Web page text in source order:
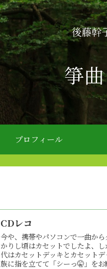
後藤幹
箏
プロフィール
CDレコ
今や、携帯やパソコンで一曲か
かりし頃はカセットでしたよ、
代はカセットデッキとカセット
族に指を立てて「シーっ🤫」を